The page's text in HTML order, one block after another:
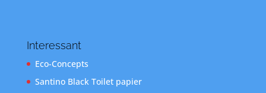
Interessant
Eco-Concepts
Santino Black Toilet papier